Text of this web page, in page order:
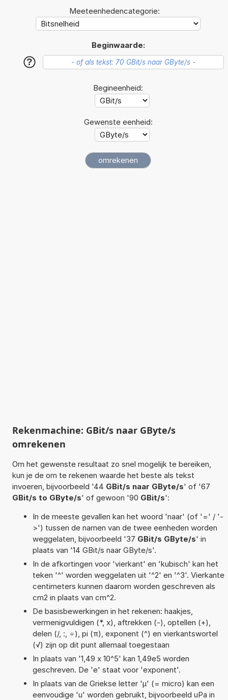
Meeteenhedencategorie:
Beginwaarde:
?
Begineenheid:
Gewenste eenheid:
Rekenmachine: GBit/s naar GByte/s
omrekenen
Om het gewenste resultaat zo snel mogelijk te bereiken,
kun je de om te rekenen waarde het beste als tekst
invoeren, bijvoorbeeld '44 GBit/s naar GByte/s' of '67
GBit/s to GByte/s' of gewoon '90 GBit/s':
In de meeste gevallen kan het woord 'naar' (of '=' / '-
>') tussen de namen van de twee eenheden worden
weggelaten, bijvoorbeeld '37 GBit/s GByte/s' in
plaats van '14 GBit/s naar GByte/s'.
In de afkortingen voor 'vierkant' en 'kubisch' kan het
teken '^' worden weggelaten uit '^2' en '^3'. Vierkante
centimeters kunnen daarom worden geschreven als
cm2 in plaats van cm^2.
De basisbewerkingen in het rekenen: haakjes,
vermenigvuldigen (*, x), aftrekken (-), optellen (+),
delen (/, :, ÷), pi (π), exponent (^) en vierkantswortel
(√) zijn op dit punt allemaal toegestaan
In plaats van '1,49 x 10^5' kan 1,49e5 worden
geschreven. De 'e' staat voor 'exponent'.
In plaats van de Griekse letter 'µ' (= micro) kan een
eenvoudige 'u' worden gebruikt, bijvoorbeeld uPa in